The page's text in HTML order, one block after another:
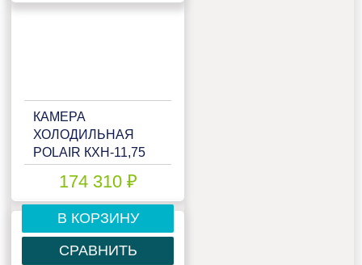
КАМЕРА
ХОЛОДИЛЬНАЯ
POLAIR КХН-11,75
80 ММ174 310 ₽
В КОРЗИНУ
СРАВНИТЬ